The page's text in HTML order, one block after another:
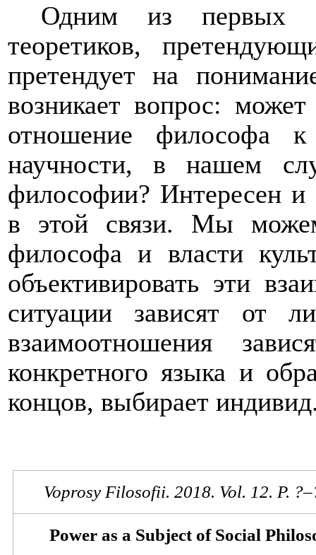
Одним из первых
теоретиков,
претендует на
возникает вопрос:
отношение философа к
научности, в нашем
философии? Интересен и
в этой связи. Мы
философа и власти
объективировать эти
ситуации зависят от
взаимоотношения
конкретного языка и
концов, выбирает
Voprosy Filosofii. 2018. Vol. 12. P.
Power as a Subject of Social